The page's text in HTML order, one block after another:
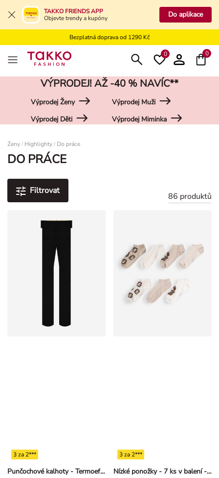
TAKKO FRIENDS APP
Objevte trendy a kupóny
Do aplikace
Bezplatné vrácení na kamennou prodejnu
Doprava zdarma do vaší pobočky od 499 Kč
Bezplatná doprava od 1290 Kč
Bezplatné vrácení na kamennou prodejnu0 0
VÝPRODEJ! AŽ -40 % NAVÍC**
Výprodej Ženy
Výprodej Muži
Výprodej Děti
Výprodej Miminka
Ženy / Highlighty / Do práce
DO PRÁCE
Filtrovat
86 produktů
Punčochové kalhoty - Termoefekt - Černá
3 za 2***
Nízké ponožky - 7 ks v balení - Smetanová
3 za 2***